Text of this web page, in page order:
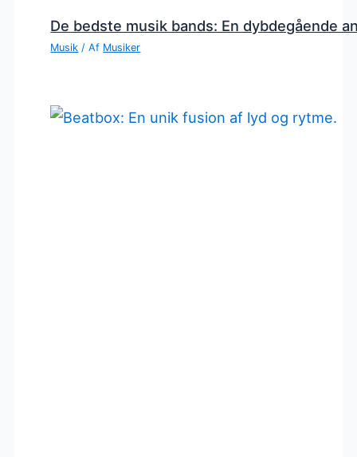
De bedste musik bands: En dybdegående
Musik / Af Musiker